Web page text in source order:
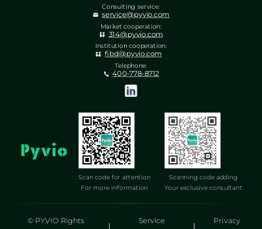
Consulting service:
service@pyvio.com
Market cooperation:
314@pyvio.com
Institution cooperation:
fibd@pyvio.com
Telephone:
400-778-8712
Scan code for attention
For more information
Scanning code adding
Your exclusive consultant
© PYVIO Rights
|
Service
|
Privacy